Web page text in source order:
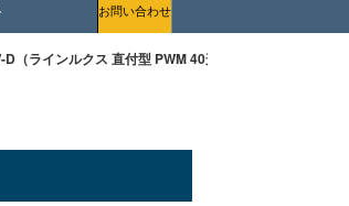
いただくためにお問い合わせ
（ラインルクス 直付型 PWM 40形 ）